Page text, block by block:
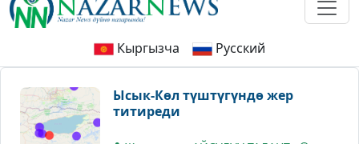
Кыргызча Русский
Ысык-Көл түштүгүндө жер
титиреди